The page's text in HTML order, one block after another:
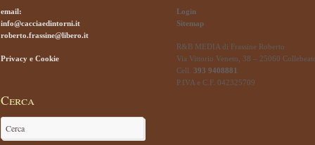
email:
info@cacciaedintorni.it
roberto.frassine@libero.it
Privacy e Cookie
Cerca
Login
Sitemap
R&B MEDIA di Frassine Roberto
Via Vittorio Veneto, 38 – 25060
Cell. 393 9408881
P.IVA e C.F. 042325709